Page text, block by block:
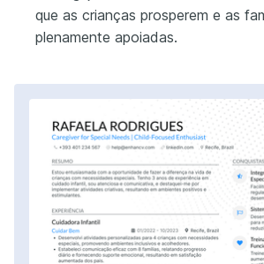
que as crianças prosperem e as
plenamente apoiadas.